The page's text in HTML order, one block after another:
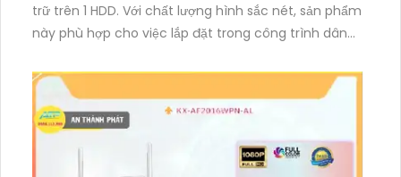
trữ trên 1 HDD. Với chất lượng hình sắc nét, sản phẩm
này phù hợp cho việc lắp đặt trong công trình dân
chế độ riêng tư khanh vùng khi xâm nhập, giúp bạn
yên tâm bảo vệ an ninh. Chất lượng hình ảnh được
cải thiện bởi công nghệ tiên tiến, cùng nguồn giao
động ổn định và tiết kiệm điện năng.
AssemblyVersion và định dạng video hỗ trợ linh hoạt,